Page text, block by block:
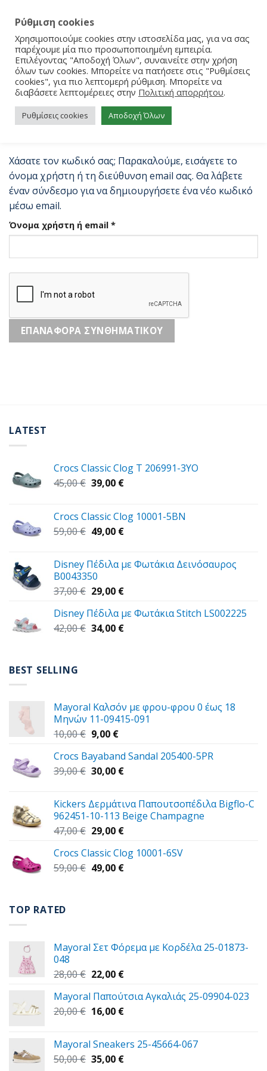
Ο ΛΟΓΑΡΙΑΣΜΌΣ ΜΟΥ
Χάσατε τον κωδικό σας; Παρακαλούμε, εισάγετε το
όνομα χρήστη ή τη διεύθυνση email σας. Θα λάβετε
έναν σύνδεσμο για να δημιουργήσετε ένα νέο κωδικό
μέσω email.
Όνομα χρήστη ή email *Απαιτείται
ΕΠΑΝΑΦΟΡΆ ΣΥΝΘΗΜΑΤΙΚΟΎ
LATEST
Crocs Classic Clog T 206991-3YΟ
45,00€ Original
45,00 €.
39,00 €Η
είναι:
39,00 €.
Crocs Classic Clog 10001-5BN
59,00€ Original
59,00 €.
49,00 €Η
είναι:
Disney Πέδιλα με Φωτάκια Δεινόσαυρος
B0043350
37,00€ Original
was:
37,00 €.
29,00 €Η
τιμή
είναι:
Disney Πέδιλα με Φωτάκια Stitch LS002225
42,00€ Original
34,00 €Η
BEST SELLING
Mayoral Καλσόν με φρου-φρου 0 έως 18
Μηνών 11-09415-091
10,00€ Original
was:
10,00 €.
9,00 €Η
τιμή
είναι:
Crocs Bayaband Sandal 205400-5PR
39,00€ Original
39,00 €.
30,00 €Η
είναι:
30,00 €.
Kickers Δερμάτινα Παπουτσοπέδιλα Bigflo-C
962451-10-113 Beige Champagne
47,00€ Original
was:
47,00 €.
29,00 €Η
τιμή
είναι:
Crocs Classic Clog 10001-6SV
59,00€ Original
49,00 €Η
TOP RATED
Mayoral Σετ Φόρεμα με Κορδέλα 25-01873-
048
28,00€ Original
was:
28,00 €.
22,00 €Η
τιμή
είναι:
Mayoral Παπούτσια Aγκαλιάς 25-09904-023
20,00€ Original
20,00 €.
16,00 €Η
είναι:
16,00 €.
Mayoral Sneakers 25-45664-067
50,00€ Original
35,00 €Η
Ρύθμιση cookies
Χρησιμοποιούμε cookies στην ιστοσελίδα μας, για να σας
παρέχουμε μία πιο προσωποποιημένη εμπειρία.
Επιλέγοντας "Αποδοχή Όλων", συναινείτε στην χρήση
όλων των cookies. Μπορείτε να πατήσετε στις "Ρυθμίσεις
cookies", για πιο λεπτομερή ρύθμιση. Μπορείτε να
διαβάσετε λεπτομέρειες στην Πολιτική απορρήτου.
Ρυθμίσεις cookies Αποδοχή Όλων